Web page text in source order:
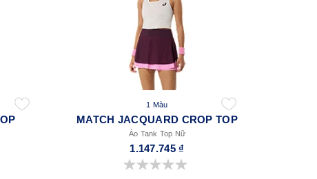
1 Màu
MATCH JACQUARD CROP TOP
Áo Tank Top Nữ
1.147.745 ₫
0.0 trong số 5 sao.